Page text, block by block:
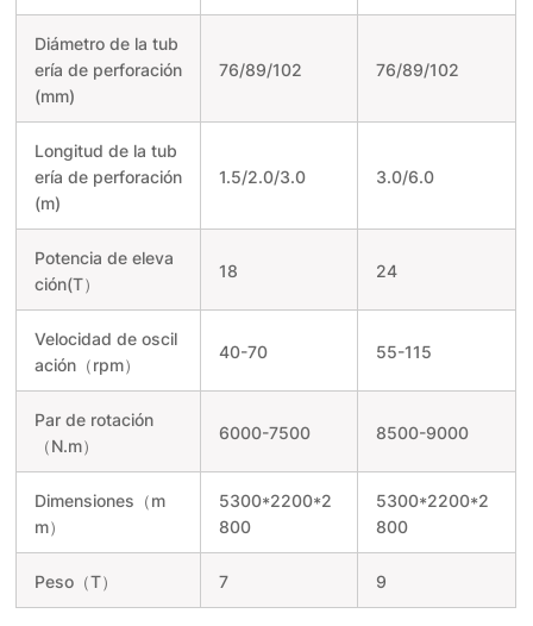
Diámetro de la tub
ería de perforación
(mm)
76/89/102 76/89/102
Longitud de la tub
ería de perforación
(m)
1.5/2.0/3.0 3.0/6.0
Potencia de eleva
ción(T）
18 24
Velocidad de oscil
ación（rpm）
40-70 55-115
Par de rotación
（N.m）
6000-7500 8500-9000
Dimensiones（m
m）
5300*2200*2
800
5300*2200*2
800
Peso（T） 7 9